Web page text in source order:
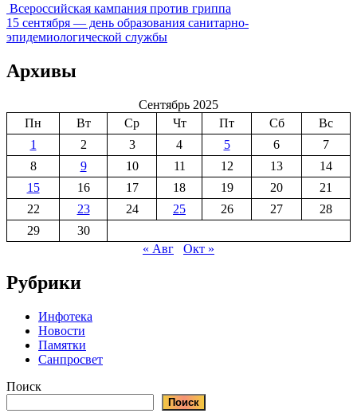
Навигация
по
Previous
Post:
Всероссийская кампания против гриппа
Next
Post:
15 сентября — день образования санитарно-
эпидемиологической службы
Архивы
Сентябрь 2025
Пн
Вт Ср Чт Пт Сб
Вс
1
2 3 4 5 6
7
8
9 10 11 12 13
14
15
16 17 18 19 20
21
22
23 24 25 26 27
28
29
30
« Авг
Окт »
Рубрики
Инфотека
Новости
Памятки
Санпросвет
Поиск
Поиск